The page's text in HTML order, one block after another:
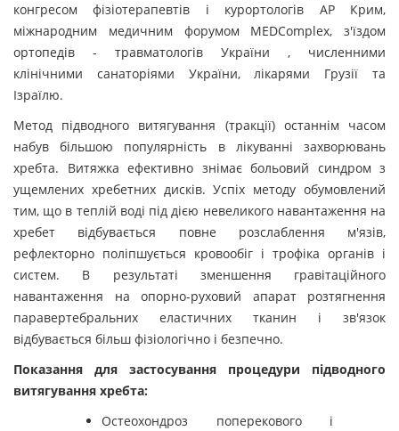
конгресом фізіотерапевтів і курортологів АР Крим,
міжнародним медичним форумом МЕDComplex, з'їздом
ортопедів - травматологів України , численними
клінічними санаторіями України, лікарями Грузії та
Ізраїлю.
Метод підводного витягування (тракції) останнім часом
набув більшою популярність в лікуванні захворювань
хребта. Витяжка ефективно знімає больовий синдром з
ущемлених хребетних дисків. Успіх методу обумовлений
тим, що в теплій воді під дією невеликого навантаження на
хребет відбувається повне розслаблення м'язів,
рефлекторно поліпшується кровообіг і трофіка органів і
систем. В результаті зменшення гравітаційного
навантаження на опорно-руховий апарат розтягнення
паравертебральних еластичних тканин і зв'язок
відбувається більш фізіологічно і безпечно.
Показання для застосування процедури підводного
витягування хребта:
Остеохондроз поперекового і